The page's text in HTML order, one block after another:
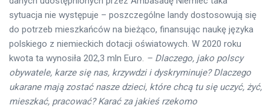
sytuacja nie występuje – poszczególne landy dostosowują się
do potrzeb mieszkańców na bieżąco, finansując naukę języka
polskiego z niemieckich dotacji oświatowych. W 2020 roku
kwota ta wynosiła 202,3 mln Euro. – Dlaczego, jako polscy
obywatele, karze się nas, krzywdzi i dyskryminuje? Dlaczego
ukarane mają zostać nasze dzieci, które chcą tu się uczyć, żyć,
mieszkać, pracować? Karać za jakieś rzekomo